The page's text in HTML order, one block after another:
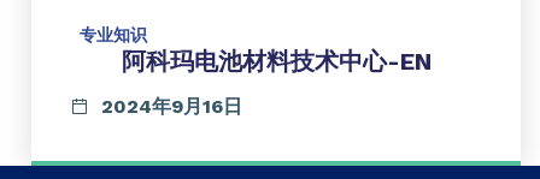
专业知识
阿科玛电池材料技术中心-EN
2024年9月16日